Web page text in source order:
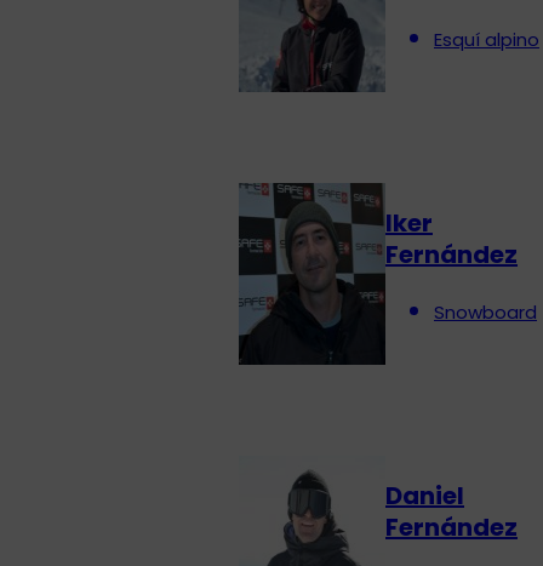
Esquí alpino
Iker
Fernández
Snowboard
Daniel
Fernández